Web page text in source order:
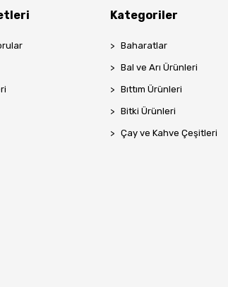
Kategoriler
Baharatlar
Bal ve Arı Ürünleri
Bıttım Ürünleri
Bitki Ürünleri
Çay ve Kahve Çeşitleri